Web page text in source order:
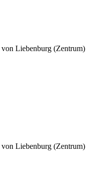
von Liebenburg (Zentrum)
von Liebenburg (Zentrum)